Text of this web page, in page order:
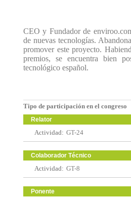
CEO y Fundador de
de nuevas tecnologías.
promover este proyecto.
premios, se encuentra bien
tecnológico español.
Tipo de participación en el congreso
Relator
Actividad: GT-24
Colaborador Técnico
Actividad: GT-8
Ponente